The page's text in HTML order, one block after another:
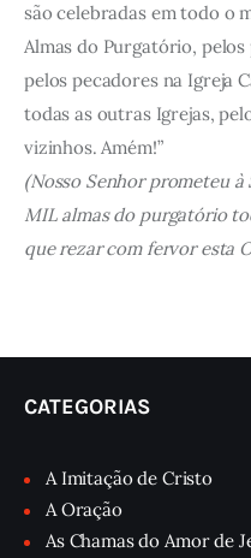
são celebradas em todo o
Almas do Purgatório,
pelos pecadores na Igreja
todas as outras Igrejas,
vizinhos. Amém!”
(Nosso Senhor prometeu
MIL almas do purgatório
que rezar com fervor esta
CATEGORIAS
A Imitação de Cristo
A Oração
As Chamas do Amor de